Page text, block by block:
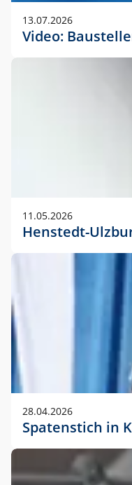
13.07.2026
Video:
11.05.2026
Henstedt-
28.04.2026
Spatenstich in